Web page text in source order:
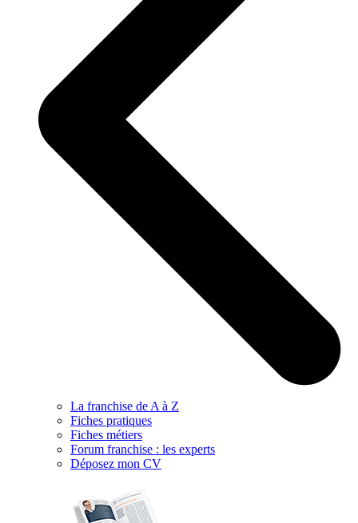
La franchise de A à Z
Fiches pratiques
Fiches métiers
Forum franchise : les experts
Déposez mon CV